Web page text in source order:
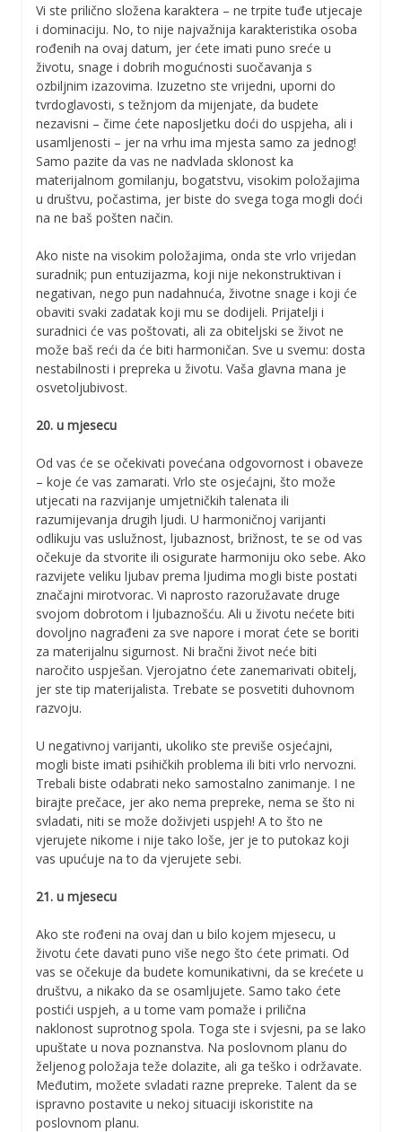
Vi ste prilično složena karaktera – ne trpite tuđe utjecaje
i dominaciju. No, to nije najvažnija karakteristika osoba
rođenih na ovaj datum, jer ćete imati puno sreće u
životu, snage i dobrih mogućnosti suočavanja s
ozbiljnim izazovima. Izuzetno ste vrijedni, uporni do
tvrdoglavosti, s težnjom da mijenjate, da budete
nezavisni – čime ćete naposljetku doći do uspjeha, ali i
usamljenosti – jer na vrhu ima mjesta samo za jednog!
Samo pazite da vas ne nadvlada sklonost ka
materijalnom gomilanju, bogatstvu, visokim položajima
u društvu, počastima, jer biste do svega toga mogli doći
na ne baš pošten način.
Ako niste na visokim položajima, onda ste vrlo vrijedan
suradnik; pun entuzijazma, koji nije nekonstruktivan i
negativan, nego pun nadahnuća, životne snage i koji će
obaviti svaki zadatak koji mu se dodijeli. Prijatelji i
suradnici će vas poštovati, ali za obiteljski se život ne
može baš reći da će biti harmoničan. Sve u svemu: dosta
nestabilnosti i prepreka u životu. Vaša glavna mana je
osvetoljubivost.
20. u mjesecu
Od vas će se očekivati povećana odgovornost i obaveze
– koje će vas zamarati. Vrlo ste osjećajni, što može
utjecati na razvijanje umjetničkih talenata ili
razumijevanja drugih ljudi. U harmoničnoj varijanti
odlikuju vas uslužnost, ljubaznost, brižnost, te se od vas
očekuje da stvorite ili osigurate harmoniju oko sebe. Ako
razvijete veliku ljubav prema ljudima mogli biste postati
značajni mirotvorac. Vi naprosto razoružavate druge
svojom dobrotom i ljubaznošću. Ali u životu nećete biti
dovoljno nagrađeni za sve napore i morat ćete se boriti
za materijalnu sigurnost. Ni bračni život neće biti
naročito uspješan. Vjerojatno ćete zanemarivati obitelj,
jer ste tip materijalista. Trebate se posvetiti duhovnom
razvoju.
U negativnoj varijanti, ukoliko ste previše osjećajni,
mogli biste imati psihičkih problema ili biti vrlo nervozni.
Trebali biste odabrati neko samostalno zanimanje. I ne
birajte prečace, jer ako nema prepreke, nema se što ni
svladati, niti se može doživjeti uspjeh! A to što ne
vjerujete nikome i nije tako loše, jer je to putokaz koji
vas upućuje na to da vjerujete sebi.
21. u mjesecu
Ako ste rođeni na ovaj dan u bilo kojem mjesecu, u
životu ćete davati puno više nego što ćete primati. Od
vas se očekuje da budete komunikativni, da se krećete u
društvu, a nikako da se osamljujete. Samo tako ćete
postići uspjeh, a u tome vam pomaže i prilična
naklonost suprotnog spola. Toga ste i svjesni, pa se lako
upuštate u nova poznanstva. Na poslovnom planu do
željenog položaja teže dolazite, ali ga teško i održavate.
Međutim, možete svladati razne prepreke. Talent da se
ispravno postavite u nekoj situaciji iskoristite na
poslovnom planu.